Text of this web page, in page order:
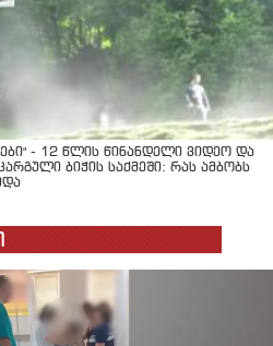
- 12 წლის წინანდელი ვიდეო და
ბიჭის საქმეში: რას ამბობს